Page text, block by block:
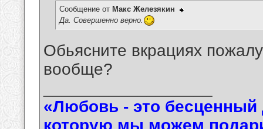
Сообщение от Макс Железякин
Да. Совершенно верно.
Обьясните вкрациях
вообще?
«Любовь - это